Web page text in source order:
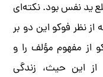
ید نفس بود. نکته‌ای
نظر فوکو این دو بر
از مفهوم مؤلف را و
این حیث، زندگی